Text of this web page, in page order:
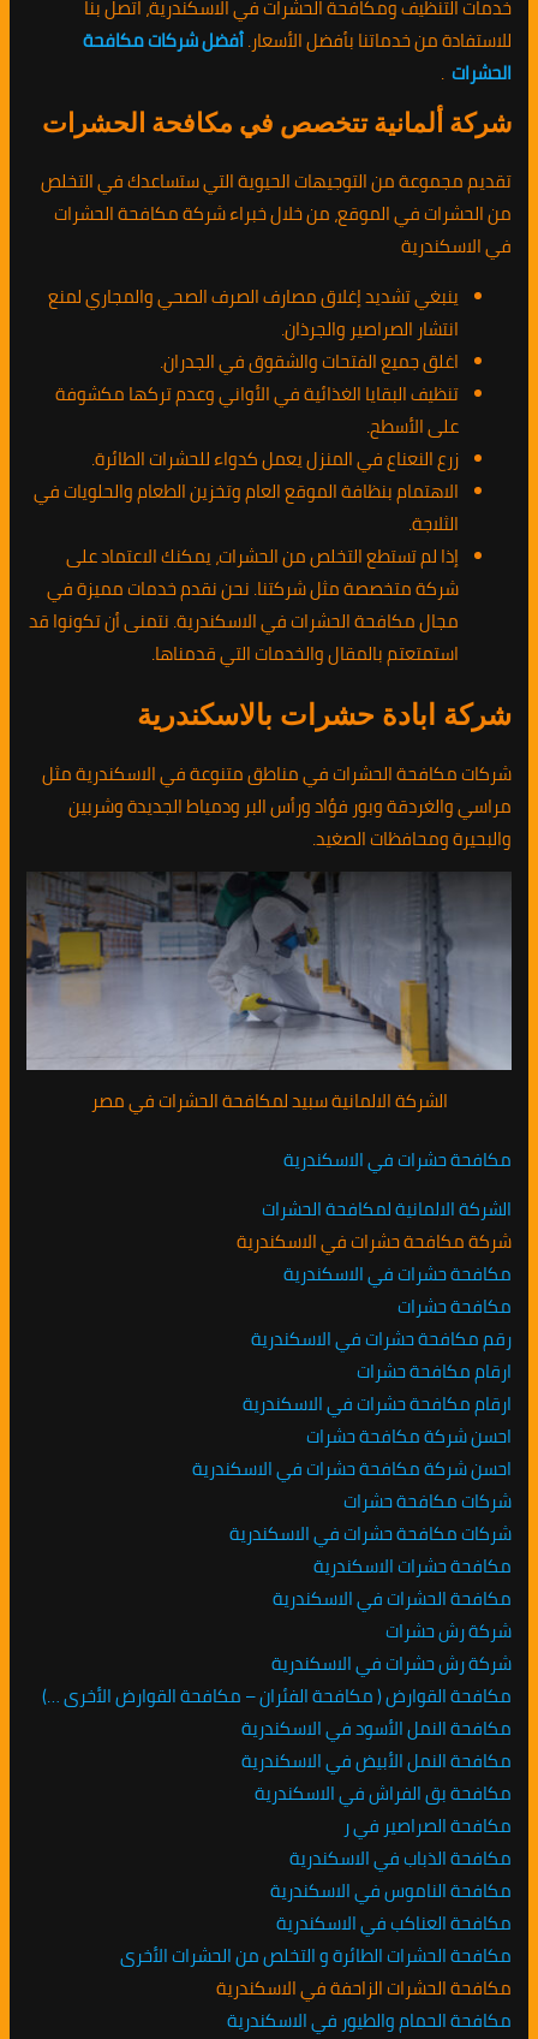
خدمات التنظيف ومكافحة الحشرات في الاسكندرية، اتصل بنا
للاستفادة من خدماتنا بأفضل الأسعار.أفضل شركات مكافحة
الحشرات .
شركة ألمانية تتخصص في مكافحة الحشرات
تقديم مجموعة من التوجيهات الحيوية التي ستساعدك في التخلص
من الحشرات في الموقع، من خلال خبراء شركة مكافحة الحشرات
في الاسكندرية
ينبغي تشديد إغلاق مصارف الصرف الصحي والمجاري لمنع
انتشار الصراصير والجرذان.
اغلق جميع الفتحات والشقوق في الجدران.
تنظيف البقايا الغذائية في الأواني وعدم تركها مكشوفة
على الأسطح.
زرع النعناع في المنزل يعمل كدواء للحشرات الطائرة.
الاهتمام بنظافة الموقع العام وتخزين الطعام والحلويات في
الثلاجة.
إذا لم تستطع التخلص من الحشرات، يمكنك الاعتماد على
شركة متخصصة مثل شركتنا. نحن نقدم خدمات مميزة في
مجال مكافحة الحشرات في الاسكندرية. نتمنى أن تكونوا قد
استمتعتم بالمقال والخدمات التي قدمناها.
شركة ابادة حشرات بالاسكندرية
شركات مكافحة الحشرات في مناطق متنوعة في الاسكندرية مثل
مراسي والغردقة وبور فؤاد ورأس البر ودمياط الجديدة وشربين
والبحيرة ومحافظات الصغيد.
الشركة الالمانية سبيد لمكافحة الحشرات في مصر
مكافحة حشرات في الاسكندرية
الشركة الالمانية لمكافحة الحشرات
شركة مكافحة حشرات في الاسكندرية
مكافحة حشرات في الاسكندرية
مكافحة حشرات
رقم مكافحة حشرات في الاسكندرية
ارقام مكافحة حشرات
ارقام مكافحة حشرات في الاسكندرية
احسن شركة مكافحة حشرات
احسن شركة مكافحة حشرات في الاسكندرية
شركات مكافحة حشرات
شركات مكافحة حشرات في الاسكندرية
مكافحة حشرات الاسكندرية
مكافحة الحشرات في الاسكندرية
شركة رش حشرات
شركة رش حشرات في الاسكندرية
مكافحة القوارض ( مكافحة الفئران – مكافحة القوارض الأخرى …)
مكافحة النمل الأسود في الاسكندرية
مكافحة النمل الأبيض في الاسكندرية
مكافحة بق الفراش في الاسكندرية
مكافحة الصراصير في ر
مكافحة الذباب في الاسكندرية
مكافحة الناموس في الاسكندرية
مكافحة العناكب في الاسكندرية
مكافحة الحشرات الطائرة و التخلص من الحشرات الأخرى
مكافحة الحشرات الزاحفة في الاسكندرية
مكافحة الحمام والطيور في الاسكندرية